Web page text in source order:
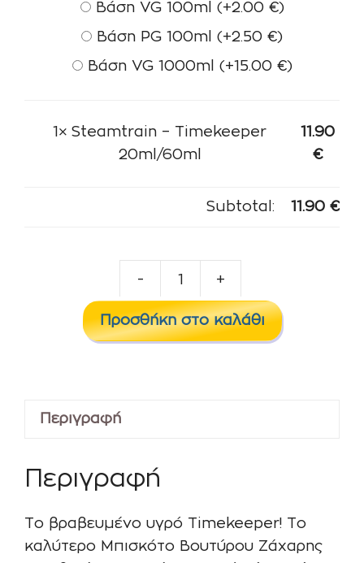
Βάση VG 100ml (+2.00 €)
Βάση PG 100ml (+2.50 €)
Βάση VG 1000ml (+15.00 €)
1× Steamtrain – Timekeeper
20ml/60ml
11.90
€
Subtotal: 11.90 €
-
-
Timekeeper
+
Προσθήκη στο καλάθι
Περιγραφή
Περιγραφή
Το βραβευμένο υγρό Timekeeper! Το
καλύτερο Μπισκότο Βουτύρου Ζάχαρης